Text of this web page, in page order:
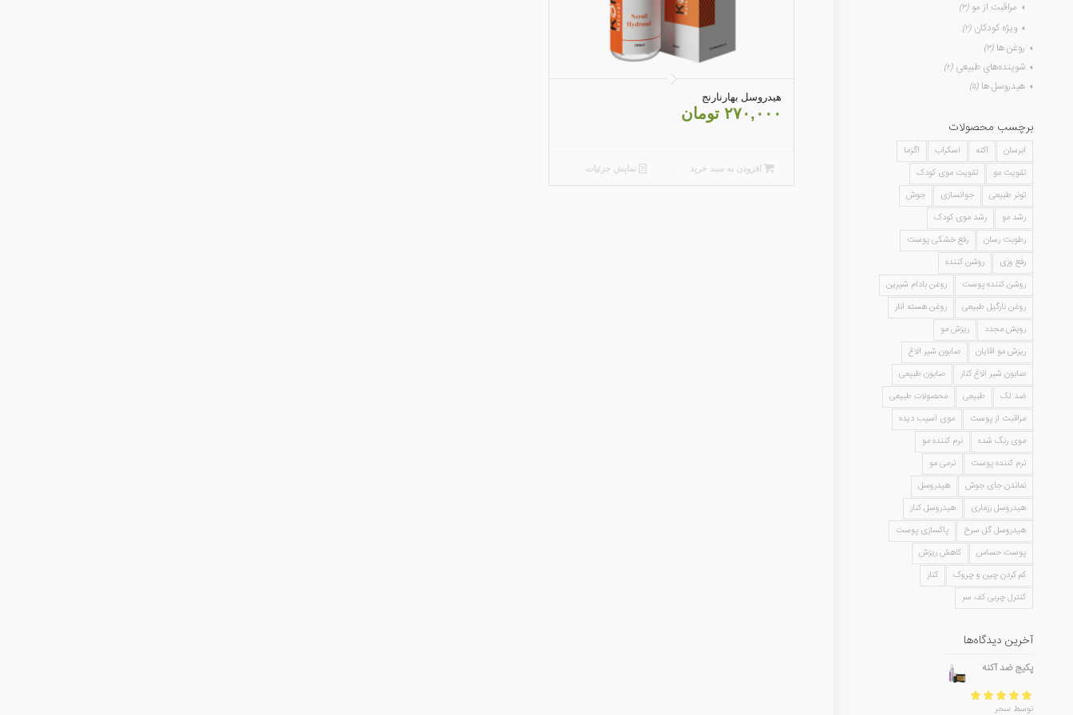
5.00
هیدروسل بهارنارنج
۲۷۰,۰۰۰ تومان
افزودن به سبد خرید نمایش جزئیات
مراقبت از مو (۳)
ویژه کودکان (۲)
روغن ها (۳)
شوینده‌های طبیعی (۲)
هیدروسل ها (۵)
برچسب محصولات
آبرسان آکنه اسکراب
اگزما
تقویت مو
تقویت موی کودک
تونر طبیعی
جوانسازی
جوش
رشد مو
رشد موی کودک
رطوبت رسان
رفع خشکی پوست
رفع وزی
روشن کننده
روشن کننده پوست
روغن بادام شیرین
روغن نارگیل طبیعی
روغن هسته انار
رویش مجدد
ریزش مو
ریزش مو آقایان
صابون شیر الاغ
صابون شیر الاغ کنار
صابون طبیعی
ضد لک
طبیعی
محصولات طبیعی
مراقبت از پوست
موی آسیب دیده
موی رنگ شده
نرم کننده مو
نرم کننده پوست
نرمی مو
نماندن جای جوش
هیدروسل
هیدروسل رزماری
هیدروسل کنار
هیدروسل گل سرخ
پاکسازی پوست
پوست حساس
کاهش ریزش
کم کردن چین و چروک
کنار
کنترل چربی کف سر
آخرین دیدگاه‌ها
پکیج ضد آکنه
امتیاز 5از 5
توسط سحر